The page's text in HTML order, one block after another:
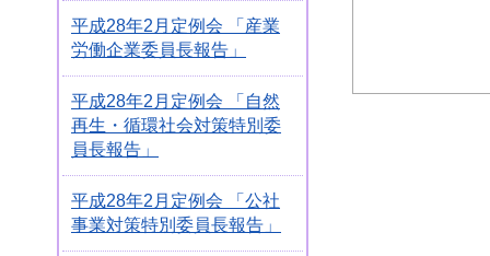
平成28年2月定例会 「産業
労働企業委員長報告」
平成28年2月定例会 「自然
再生・循環社会対策特別委
員長報告」
平成28年2月定例会 「公社
事業対策特別委員長報告」